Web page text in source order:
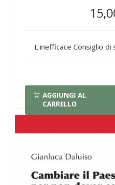
L'inefficace Consiglio di
AGGIUNGI AL
CARRELLO